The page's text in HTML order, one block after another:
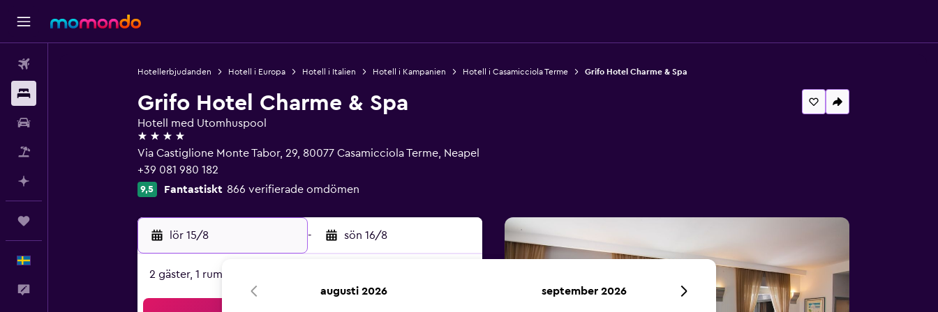
Hotellerbjudanden Hotell i Europa Hotell i Italien Hotell i Kampanien Hotell i Casamicciola Terme Grifo Hotel Charme & Spa
Grifo Hotel Charme & Spa
Hotell med Utomhuspool
4 stjärnor
Via Castiglione Monte Tabor, 29, 80077 Casamicciola Terme, Neapel
+39 081 980 182
9,5 Fantastiskt 866 verifierade omdömen
lör 15/8 - sön 16/8
2 gäster, 1 rum
augusti 2026 september 2026